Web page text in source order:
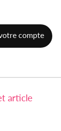
compte
article